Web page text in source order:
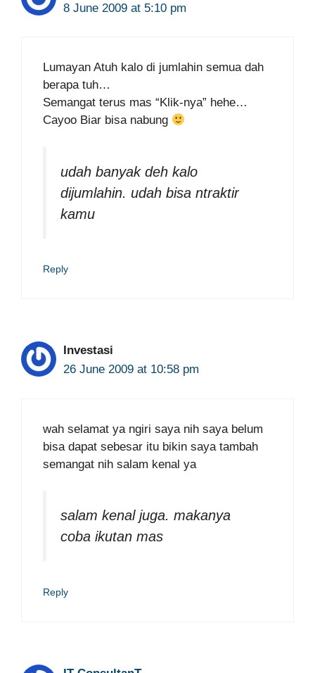
8 June 2009 at 5:10 pm
Lumayan Atuh kalo di jumlahin semua dah
berapa tuh…
Semangat terus mas “Klik-nya” hehe…
Cayoo Biar bisa nabung
udah banyak deh kalo
dijumlahin. udah bisa ntraktir
kamu
Reply
Investasi
26 June 2009 at 10:58 pm
wah selamat ya ngiri saya nih saya belum
bisa dapat sebesar itu bikin saya tambah
semangat nih salam kenal ya
salam kenal juga. makanya
coba ikutan mas
Reply